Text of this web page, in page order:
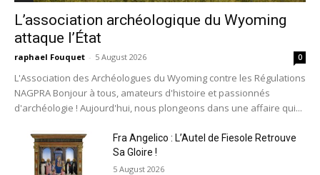
L’association archéologique du Wyoming
attaque l’État
raphael Fouquet - 5 August 2026 0
L'Association des Archéologues du Wyoming contre les Régulations
NAGPRA Bonjour à tous, amateurs d'histoire et passionnés
d'archéologie ! Aujourd'hui, nous plongeons dans une affaire qui...
Fra Angelico : L’Autel de Fiesole Retrouve
Sa Gloire !
5 August 2026